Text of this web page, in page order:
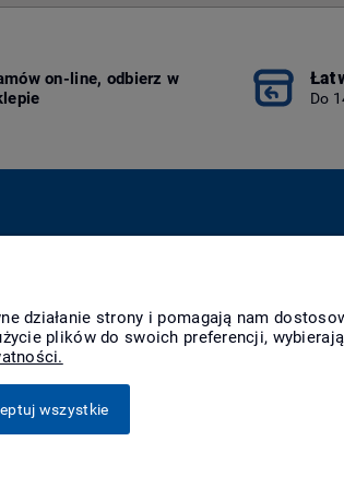
on-line, odbierz w
Do
Raty
Czas realizacji
Czas i koszty dostawy
Polityka
Jak kupować?
działanie strony i pomagają nam
plików do swoich preferencji,
wszystkie